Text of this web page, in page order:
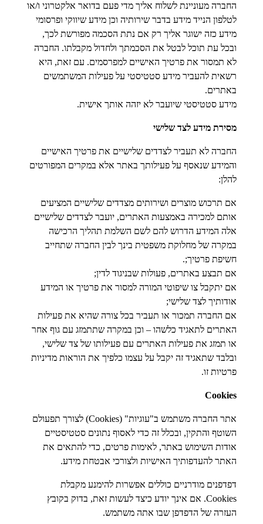
החברה מעוניינת לשלוח אליך מדי פעם בדואר אלקטרוני ו/או
לטלפון הנייד מידע בדבר שירותיה וכן מידע שיווקי ופרסומי
מידע כזה ישוגר אליך רק אם נתת הסכמה מפורשת לכך,
ובכל עת תוכל לבטל את הסכמתך ולחדול מקבלתו. החברה
לא תמסור את פרטיך האישיים למפרסמים. עם זאת, היא
רשאית להעביר מידע סטטיסטי על פעילות המשתמשים
באתרים.
מידע סטטיסטי שיועבר לא יזהה אותך אישית.
מסירת מידע לצד שלישי
החברה לא תעביר לצדדים שלישיים את פרטיך האישיים
והמידע שנאסף על פעילותך באתר אלא במקרים המפורטים
להלן:
אם תרכוש מוצרים ושירותים מצדדים שלישיים המציעים
אותם למכירה באמצעות האתרים, יועבר לצדדים שלישיים
אלה המידע הדרוש להם לשם השלמת תהליך הרכישה
במקרה של מחלוקת משפטית בינך לבין החברה שתחייב
חשיפת פרטיך;.
אם תבצע באתרים, פעולות שבניגוד לדין;
אם יתקבל צו שיפוטי המורה למסור את פרטיך או המידע
אודותיך לצד שלישי;
אם החברה תמכור או תעביר בכל צורה שהיא את פעילות
האתרים לתאגיד כלשהו – וכן במקרה שתתמזג עם גוף אחר
או תמזג את פעילות האתרים עם פעילותו של צד שלישי,
ובלבד שתאגיד זה יקבל על עצמו כלפיך את הוראות מדיניות
פרטיות זו.
Cookies
אתר החברה משתמש ב"עוגיות" (Cookies) לצורך תפעולם
השוטף והתקין, ובכלל זה כדי לאסוף נתונים סטטיסטיים
אודות השימוש באתר, לאימות פרטים, כדי להתאים את
האתר להעדפותיך האישיות ולצורכי אבטחת מידע.
דפדפנים מודרניים כוללים אפשרות להימנע מקבלת
Cookies. אם אינך יודע כיצד לעשות זאת, בדוק בקובץ
העזרה של הדפדפן שבו אתה משתמש.